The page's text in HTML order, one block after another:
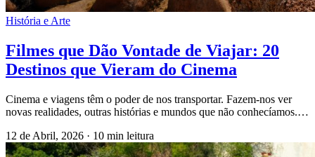
História e Arte
Filmes que Dão Vontade de Viajar: 20
Destinos que Vieram do Cinema
Cinema e viagens têm o poder de nos transportar. Fazem-nos ver
novas realidades, outras histórias e mundos que não conhecíamos.…
12 de Abril, 2026 · 10 min leitura